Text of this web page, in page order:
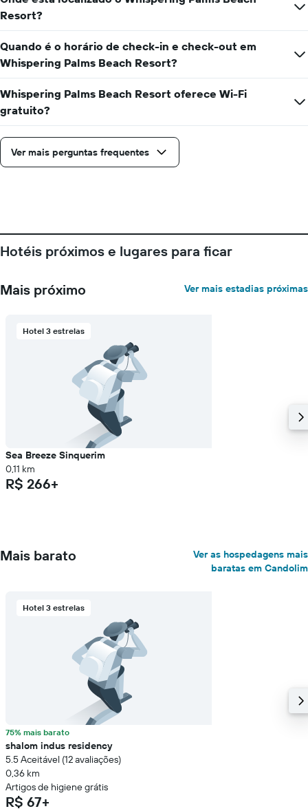
médio
de
um
quarto
aproximação
da
data
de
estadia
O
gráfico
tem
1
eixo
X
exibindo
o
da
estadia
O
tem
1
exibindo
Resort?
Quando é o horário de check-in e check-out em
Whispering Palms Beach Resort?
Whispering Palms Beach Resort oferece Wi-Fi
gratuito?
Ver mais perguntas frequentes
Hotéis próximos e lugares para ficar
Mais próximo Ver mais estadias próximas
Hotel 3 estrelas
Sea Breeze Sinquerim
0,11 km
R$ 266+
Mais barato
Ver as hospedagens mais
baratas em Candolim
Hotel 3 estrelas
75% mais barato
shalom indus residency
5.5 Aceitável (12 avaliações)
0,36 km
Artigos de higiene grátis
R$ 67+